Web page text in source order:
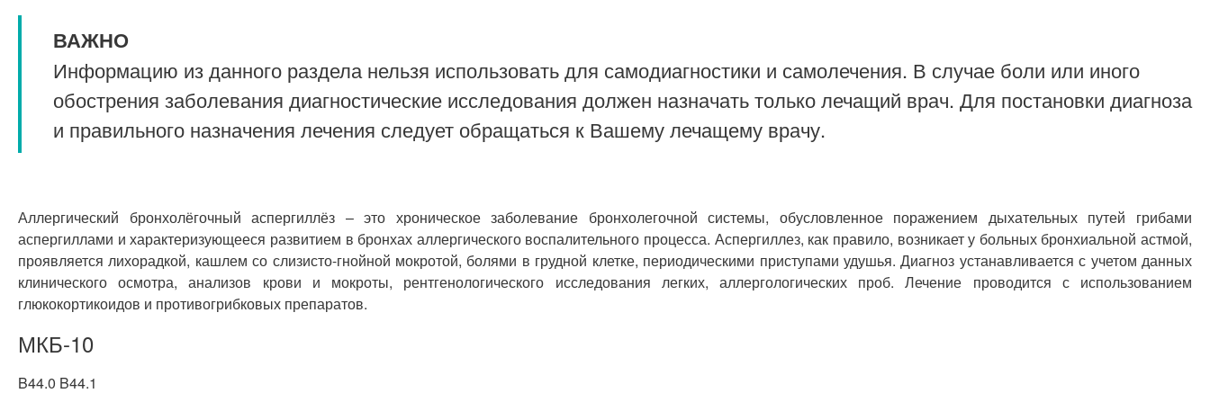
ВАЖНО
Информацию из данного раздела нельзя использовать для самодиагностики и самолечения. В случае боли или иного
обострения заболевания диагностические исследования должен назначать только лечащий врач. Для постановки диагноза
и правильного назначения лечения следует обращаться к Вашему лечащему врачу.
Аллергический бронхолёгочный аспергиллёз – это хроническое заболевание бронхолегочной системы, обусловленное поражением дыхательных путей грибами
аспергиллами и характеризующееся развитием в бронхах аллергического воспалительного процесса. Аспергиллез, как правило, возникает у больных бронхиальной астмой,
проявляется лихорадкой, кашлем со слизисто-гнойной мокротой, болями в грудной клетке, периодическими приступами удушья. Диагноз устанавливается с учетом данных
клинического осмотра, анализов крови и мокроты, рентгенологического исследования легких, аллергологических проб. Лечение проводится с использованием
глюкокортикоидов и противогрибковых препаратов.
МКБ-10
B44.0 B44.1